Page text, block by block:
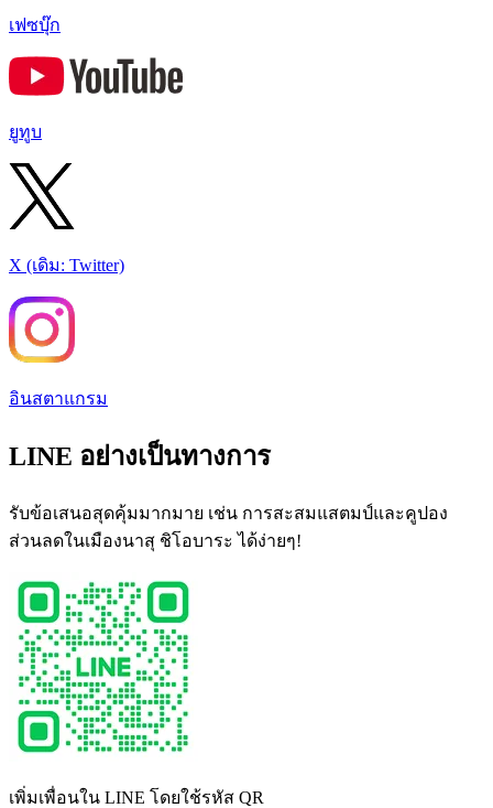
เฟซบุ๊ก
ยูทูบ
X (เดิม: Twitter)
อินสตาแกรม
LINE อย่างเป็นทางการ
รับข้อเสนอสุดคุ้มมากมาย เช่น การสะสมแสตมป์และคูปอง
ส่วนลดในเมืองนาสุ ชิโอบาระ ได้ง่ายๆ!
เพิ่มเพื่อนใน LINE โดยใช้รหัส QR